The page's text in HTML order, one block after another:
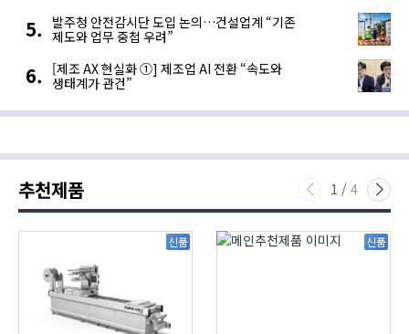
발주청 안전감시단 도입 논의…건설업계 “기존
제도와 업무 중첩 우려”
[제조 AX 현실화 ①] 제조업 AI 전환 “속도와
생태계가 관건”
추천제품 1 / 4
신품 신품